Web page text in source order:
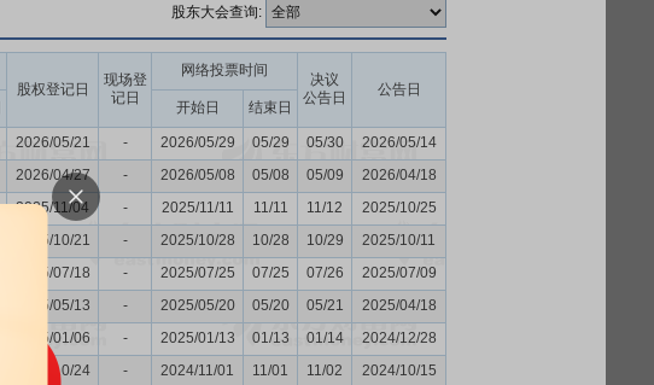
股东大会查询:
股权登记日
现场登
记日
网络投票时间
决议
公告日
公告日
开始日 结束日
2026/05/21 - 2026/05/29 05/29 05/30
2026/05/14
2026/04/27 - 2026/05/08 05/08 05/09
2026/04/18
2025/11/04 - 2025/11/11 11/11 11/12
2025/10/25
2025/10/21 - 2025/10/28 10/28 10/29
2025/10/11
2025/07/18 - 2025/07/25 07/25 07/26
2025/07/09
2025/05/13 - 2025/05/20 05/20 05/21
2025/04/18
2025/01/06 - 2025/01/13 01/13 01/14
2024/12/28
2024/10/24 - 2024/11/01 11/01 11/02
2024/10/15